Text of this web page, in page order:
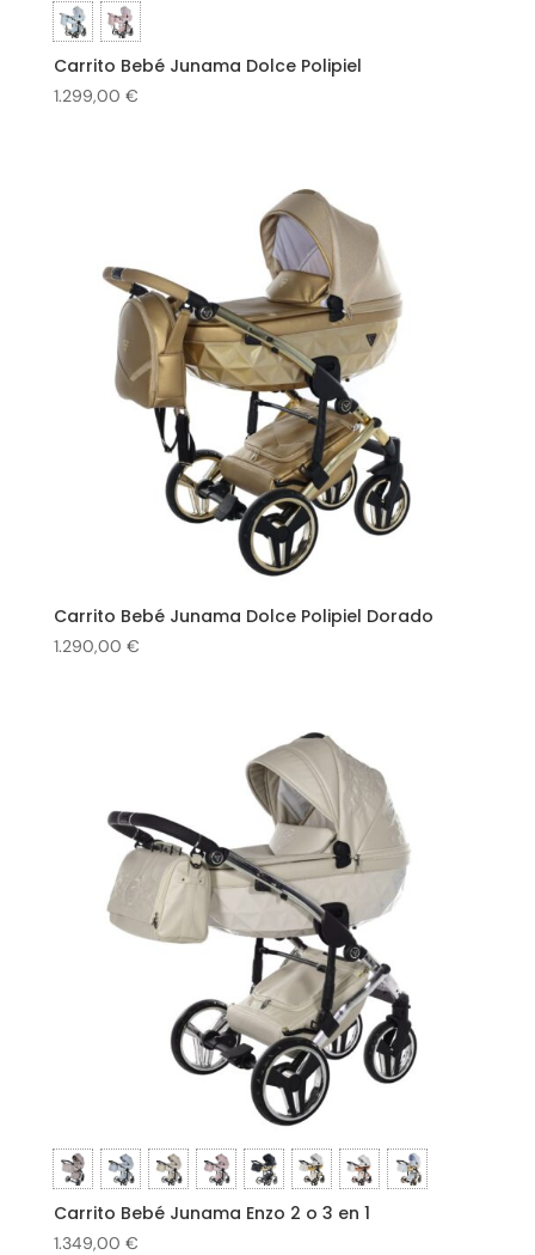
Carrito Bebé Junama Dolce Polipiel
1.299,00 €
Carrito Bebé Junama Dolce Polipiel Dorado
1.290,00 €
Carrito Bebé Junama Enzo 2 o 3 en 1
1.349,00 €